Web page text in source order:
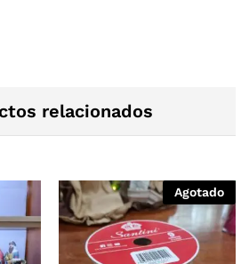
relacionados
Agotado